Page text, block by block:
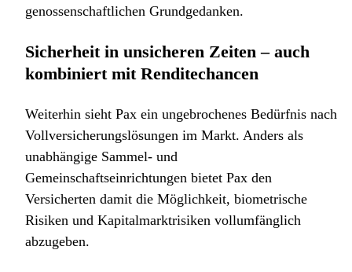
genossenschaftlichen Grundgedanken.
Sicherheit in unsicheren Zeiten – auch
kombiniert mit Renditechancen
Weiterhin sieht Pax ein ungebrochenes Bedürfnis nach
Vollversicherungslösungen im Markt. Anders als
unabhängige Sammel- und
Gemeinschaftseinrichtungen bietet Pax den
Versicherten damit die Möglichkeit, biometrische
Risiken und Kapitalmarktrisiken vollumfänglich
abzugeben.